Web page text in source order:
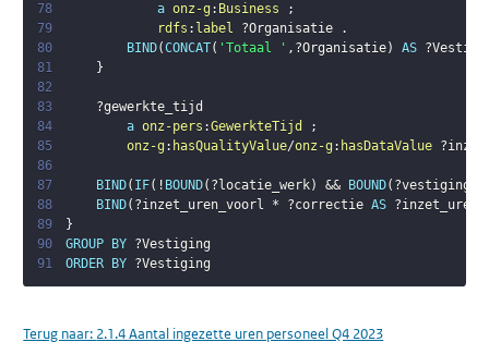
78
a onz-g : Business
;
79
rdfs : label ?Organisatie
.
80
BIND(CONCAT( 'Totaal ' , ?Organisatie) AS
81
}
82
83
?gewerkte_tijd
84
a onz-pers :GewerkteTijd
;
85
onz-g : hasQualityValue/onz-g : hasDataValue
86
87
BIND( IF( ! BOUND( ?locatie_werk) && BOUND(
88
BIND( ?inzet_uren_voorl * ?correctie AS ?inzet_uren
89
}
90
GROUP BY ?Vestiging
91
ORDER BY ?Vestiging
Terug naar: 2.1.4 Aantal ingezette uren personeel Q4 2023